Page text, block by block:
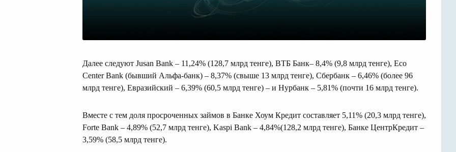
Далее следуют Jusan Bank – 11,24% (128,7 млрд тенге), ВТБ Банк– 8,4% (9,8 млрд тенге), Eco
Center Bank (бывший Альфа-банк) – 8,37% (свыше 13 млрд тенге), Сбербанк – 6,46% (более 96
млрд тенге), Евразийский – 6,39% (60,5 млрд тенге) – и Нурбанк – 5,81% (почти 16 млрд тенге).
Вместе с тем доля просроченных займов в Банке Хоум Кредит составляет 5,11% (20,3 млрд тенге),
Forte Bank – 4,89% (52,7 млрд тенге), Kaspi Bank – 4,84%(128,2 млрд тенге), Банке ЦентрКредит –
3,59% (58,5 млрд тенге).